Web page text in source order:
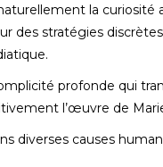
la curiosité
des stratégies
profonde qui
l’œuvre de
diverses causes